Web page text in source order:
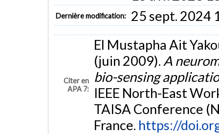
Dernière modification: 25 sept. 2024
Citer en
APA 7:
El Mustapha Ait
(juin 2009). A
bio-sensing
IEEE North-East
TAISA Conference
France. https://